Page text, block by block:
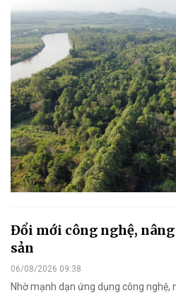
Đổi mới công nghệ,
sản
06/08/2026 09:38
Nhờ mạnh dạn ứng dụng công nghệ,